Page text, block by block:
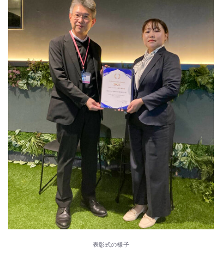
表彰式の様子